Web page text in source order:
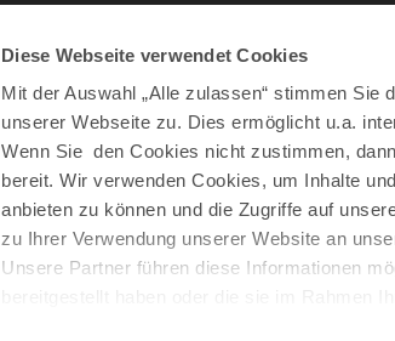
Diese Webseite verwendet Cookies
Mit der Auswahl „Alle zulassen“ stimmen Sie
unserer Webseite zu. Dies ermöglicht u.a.
Wenn Sie den Cookies nicht zustimmen,
bereit. Wir verwenden Cookies, um Inhalte
anbieten zu können und die Zugriffe auf
zu Ihrer Verwendung unserer Website an
Unsere Partner führen diese Informationen
B2C PORTAL
Urlaub und Freizeit
Leben und Arbeiten
Der Allgäu Podcast